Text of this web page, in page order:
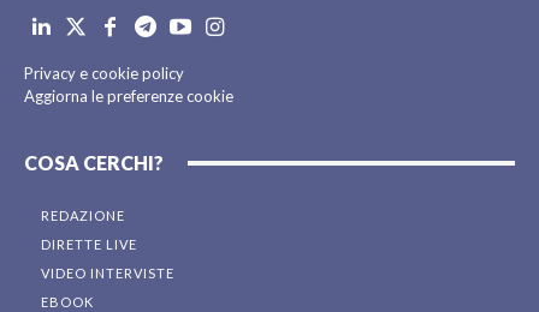
Privacy e cookie policy
Aggiorna le preferenze cookie
COSA CERCHI?
REDAZIONE
DIRETTE LIVE
VIDEO INTERVISTE
EBOOK